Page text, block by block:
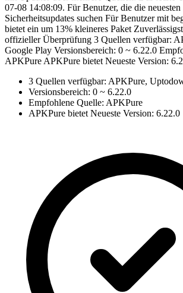
07-08 14:08:09. Für Benutzer, die die
Sicherheitsupdates suchen Für Benutzer mit
bietet ein um 13% kleineres Paket
offizieller Überprüfung 3 Quellen verfügbar:
Google Play Versionsbereich: 0 ~ 6.22.0
APKPure APKPure bietet Neueste Version:
3 Quellen verfügbar: APKPure,
Versionsbereich: 0 ~ 6.22.0
Empfohlene Quelle: APKPure
APKPure bietet Neueste Version: 6.22.0